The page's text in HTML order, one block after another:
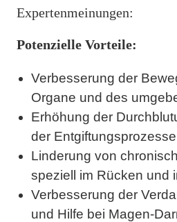
Expertenmeinungen:
Potenzielle Vorteile:
Verbesserung der
Organe und des
Erhöhung der
der
Linderung von
speziell im Rücken und
Verbesserung der
und Hilfe bei Magen-